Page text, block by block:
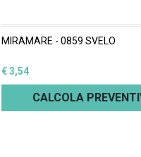
MIRAMARE - 0859 SVELO
€ 3,54
CALCOLA